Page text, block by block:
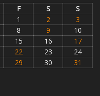
F S
S
1
2
3
8 9
10
15 16
17
22 23
24
29 30
31